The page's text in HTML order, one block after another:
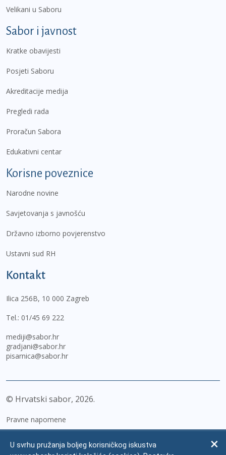
Velikani u Saboru
Sabor i javnost
Kratke obavijesti
Posjeti Saboru
Akreditacije medija
Pregledi rada
Proračun Sabora
Edukativni centar
Korisne poveznice
Narodne novine
Savjetovanja s javnošću
Državno izborno povjerenstvo
Ustavni sud RH
Kontakt
Ilica 256B, 10 000 Zagreb
Tel.: 01/45 69 222
mediji@sabor.hr
gradjani@sabor.hr
pisarnica@sabor.hr
© Hrvatski sabor, 2026
Pravne napomene
U svrhu pružanja boljeg korisničkog iskustva